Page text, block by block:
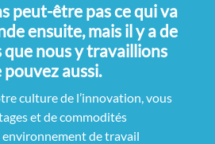
peut-être pas ce qui va
ensuite, mais il y a de
nous y travaillions
aussi.
culture de l’innovation, vous
et de commodités
environnement de travail